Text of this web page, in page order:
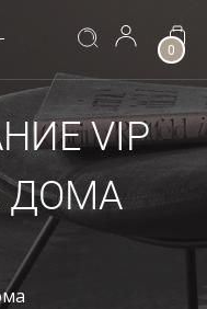
0
VIP
ДОМА